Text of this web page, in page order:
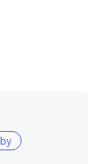
クグラウン
しています